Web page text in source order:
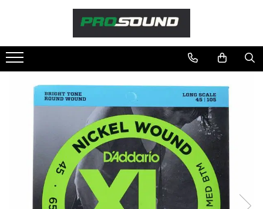
Sonorizare / PA
Adaptoare phantom
Adresare publica 100V
Amplificatoare Audio
Ecrane de difuzie
Mixere audio
Monitorizare In-Ear
Pickup-uri, platane & accesorii